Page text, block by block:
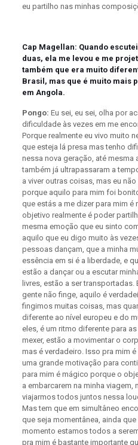
eu partilho nas minhas
Cap Magellan: Quando
duas, ela me levou e me
também que era muito
Brasil, mas que é muito mais
em Angola.
Pongo: Eu sei, eu sei, olha por
dificuldade às vezes em me
Porque realmente eu vivo muito
que esteja lá presa mas tenho
nessa nova geração, até
também já ultrapassaram a
a viver outras coisas, mas eu
porque aquilo para mim foi
que estás a me dizer para mim
objetivo realmente é poder
mesma emoção que eu sinto
aquilo que eu digo muito às
pessoas dançam, que a minha
essência em si é a liberdade, e
estão a dançar ou a escutar
livres, estão a ser transportadas.
gente não finge, aquilo é
fingimos muitas coisas, mas
diferente ao nível europeu e do
eles, é um ritmo diferente para
mexer, estão a movimentar o
mas é verdadeiro. Isso pra mim
uma grande motivação para
para mim é mágico porque o
a embarcarem na minha viagem,
viajarmos todos juntos nessa
Mas tem que em simultâneo
que seja momentânea, ainda
momento estamos todos a
pra mim é bastante importante